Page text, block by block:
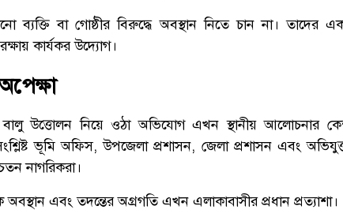
ব্যক্তি বা গোষ্ঠীর বিরুদ্ধে অবস্থান নিতে চান না। তাদের
কার্যকর উদ্যোগ।
উত্তোলন নিয়ে ওঠা অভিযোগ এখন স্থানীয় আলোচনার
সংশ্লিষ্ট ভূমি অফিস, উপজেলা প্রশাসন, জেলা প্রশাসন এবং
নাগরিকরা।
এবং তদন্তের অগ্রগতি এখন এলাকাবাসীর প্রধান প্রত্যাশা।